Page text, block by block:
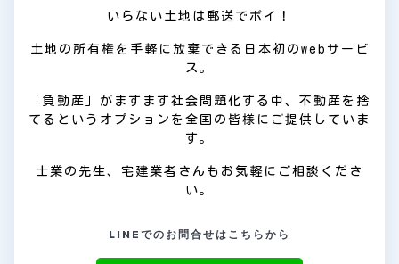
いらない土地は郵送でポイ！
土地の所有権を手軽に放棄できる日本初のwebサービ
ス。
「負動産」がますます社会問題化する中、不動産を捨
てるというオプションを全国の皆様にご提供していま
す。
士業の先生、宅建業者さんもお気軽にご相談くださ
い。
LINEでのお問合せはこちらから